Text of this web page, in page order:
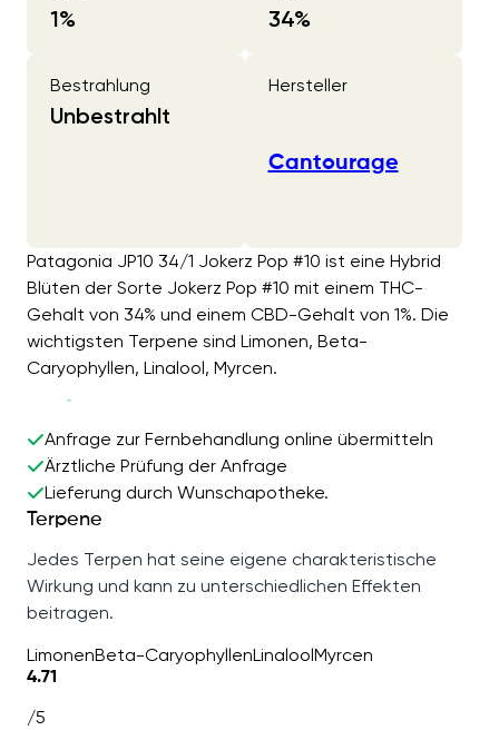
1% 34%
Bestrahlung
Unbestrahlt
Hersteller
Cantourage
Patagonia JP10 34/1 Jokerz Pop #10 ist eine Hybrid
Blüten der Sorte Jokerz Pop #10 mit einem THC-
Gehalt von 34% und einem CBD-Gehalt von 1%. Die
wichtigsten Terpene sind Limonen, Beta-
Caryophyllen, Linalool, Myrcen.
Anfrage zur Fernbehandlung online übermitteln
Ärztliche Prüfung der Anfrage
Lieferung durch Wunschapotheke.
Terpene
Jedes Terpen hat seine eigene charakteristische
Wirkung und kann zu unterschiedlichen Effekten
beitragen.
LimonenBeta-CaryophyllenLinaloolMyrcen
4.71
/5